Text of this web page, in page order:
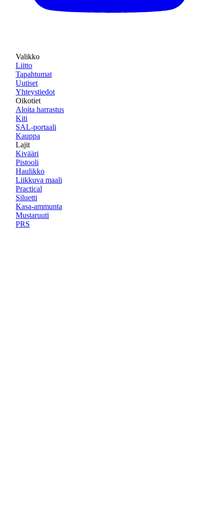
Valikko
Liitto
Tapahtumat
Uutiset
Yhteystiedot
Oikotiet
Aloita harrastus
Kiti
SAL-portaali
Kauppa
Lajit
Kivääri
Pistooli
Haulikko
Liikkuva maali
Practical
Siluetti
Kasa-ammunta
Mustaruuti
PRS